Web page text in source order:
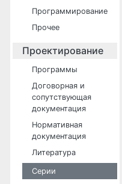
Программирование
Прочее
Проектирование
Программы
Договорная и
сопутствующая
документация
Нормативная
документация
Литература
Серии